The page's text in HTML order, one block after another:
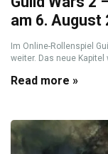
am 6. August
Im Online-Rollenspiel
weiter. Das neue Kapitel
Read more »